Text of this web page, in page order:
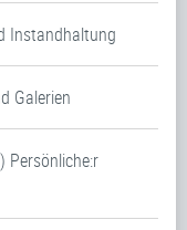
Instandhaltung
Galerien
Persönliche:r